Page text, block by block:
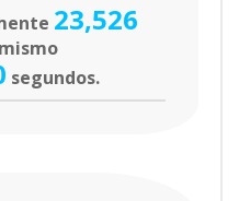
23,526
segundos.